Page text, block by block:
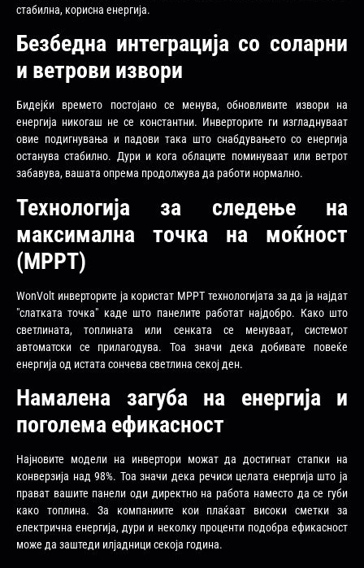
стабилна, корисна енергија.
Безбедна интеграција со соларни
и ветрови извори
Бидејќи времето постојано се менува, обновливите извори на
енергија никогаш не се константни. Инверторите ги изгладнуваат
овие подигнувања и падови така што снабдувањето со енергија
останува стабилно. Дури и кога облаците поминуваат или ветрот
забавува, вашата опрема продолжува да работи нормално.
Технологија за следење на
максимална точка на моќност
(MPPT)
WonVolt инверторите ја користат MPPT технологијата за да ја најдат
"слатката точка" каде што панелите работат најдобро. Како што
светлината, топлината или сенката се менуваат, системот
автоматски се прилагодува. Тоа значи дека добивате повеќе
енергија од истата сончева светлина секој ден.
Намалена загуба на енергија и
поголема ефикасност
Најновите модели на инвертори можат да достигнат стапки на
конверзија над 98%. Тоа значи дека речиси целата енергија што ја
прават вашите панели оди директно на работа наместо да се губи
како топлина. За компаниите кои плаќаат високи сметки за
електрична енергија, дури и неколку проценти подобра ефикасност
може да заштеди илјадници секоја година.